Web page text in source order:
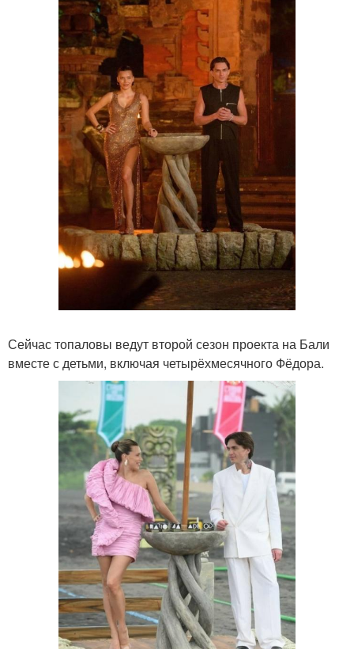
Сейчас топаловы ведут второй сезон проекта на Бали
вместе с детьми, включая четырёхмесячного Фёдора.